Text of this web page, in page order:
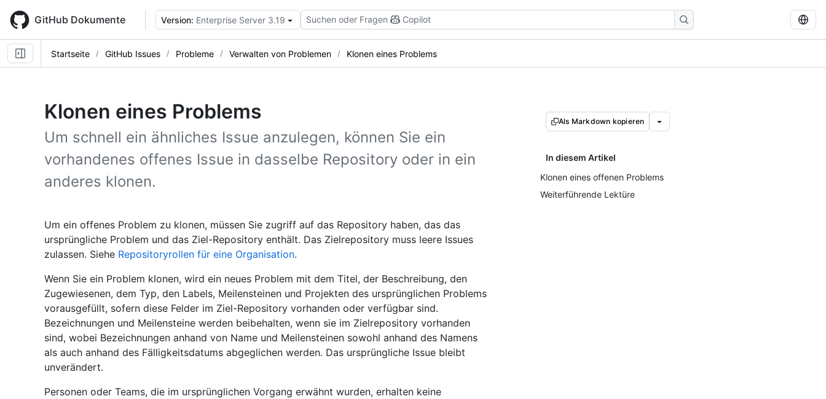
main
content
GitHub Dokumente Version: Enterprise Server 3.19 Suchen oder Fragen Copilot
Startseite GitHub Issues Probleme Verwalten von Problemen Klonen eines Problems
Klonen eines Problems
Um schnell ein ähnliches Issue anzulegen, können Sie ein
vorhandenes offenes Issue in dasselbe Repository oder in ein
anderes klonen.
Als Markdown kopieren
In diesem Artikel
Klonen eines offenen Problems
Weiterführende Lektüre
Um ein offenes Problem zu klonen, müssen Sie zugriff auf das Repository haben, das das
ursprüngliche Problem und das Ziel-Repository enthält. Das Zielrepository muss leere Issues
zulassen. Siehe Repositoryrollen für eine Organisation.
Wenn Sie ein Problem klonen, wird ein neues Problem mit dem Titel, der Beschreibung, den
Zugewiesenen, dem Typ, den Labels, Meilensteinen und Projekten des ursprünglichen Problems
vorausgefüllt, sofern diese Felder im Ziel-Repository vorhanden oder verfügbar sind.
Bezeichnungen und Meilensteine werden beibehalten, wenn sie im Zielrepository vorhanden
sind, wobei Bezeichnungen anhand von Name und Meilensteinen sowohl anhand des Namens
als auch anhand des Fälligkeitsdatums abgeglichen werden. Das ursprüngliche Issue bleibt
unverändert.
Personen oder Teams, die im ursprünglichen Vorgang erwähnt wurden, erhalten keine